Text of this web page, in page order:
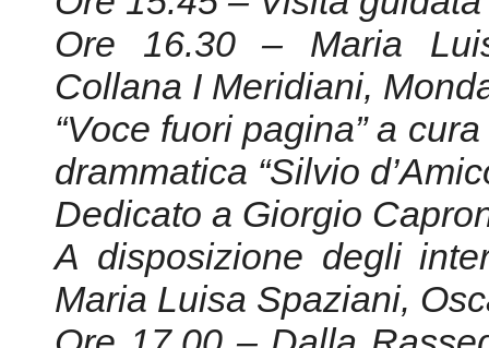
Dedicato a Giorgio
A disposizione degli
Maria Luisa Spaziani,
Ore 17.00 – Dalla
2014
Concerto dedicato a
Opere rare: Filippo
strumentali inedite per